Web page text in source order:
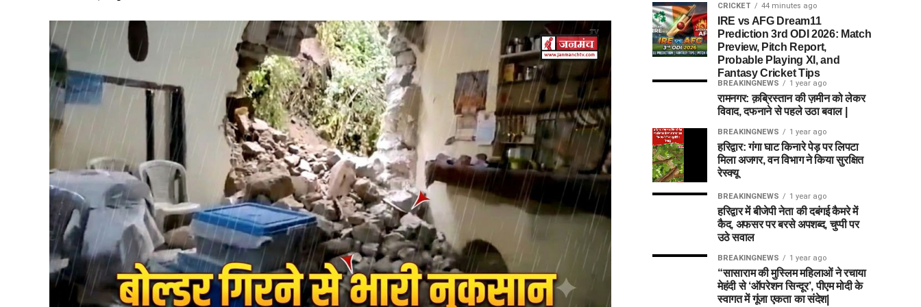
ईको टूरिज्म को बढ़ावा देने के लिए जड़ी-बूटियों से जुड़ी उच्चाधिकार प्राप्त समिति में संशोधन किया जा सकेगा।
CRICKET 44 minutes ago
IRE vs AFG Dream11
Prediction 3rd ODI 2026: Match
Preview, Pitch Report,
Probable Playing XI, and
Fantasy Cricket Tips
BREAKINGNEWS 1 year ago
रामनगर: क़ब्रिस्तान की ज़मीन को लेकर
विवाद, दफनाने से पहले उठा बवाल |
BREAKINGNEWS 1 year ago
हरिद्वार: गंगा घाट किनारे पेड़ पर लिपटा
मिला अजगर, वन विभाग ने किया सुरक्षित
रेस्क्यू
BREAKINGNEWS 1 year ago
हरिद्वार में बीजेपी नेता की दबंगई कैमरे में
कैद, अफसर पर बरसे अपशब्द, चुप्पी पर
उठे सवाल
BREAKINGNEWS 1 year ago
“सासाराम की मुस्लिम महिलाओं ने रचाया
मेहंदी से ‘ऑपरेशन सिन्दूर’, पीएम मोदी के
स्वागत में गूंजा एकता का संदेश|